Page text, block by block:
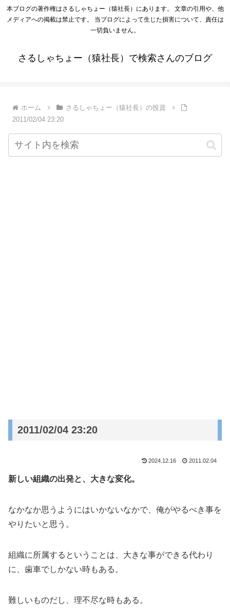
本ブログの著作権はさるしゃちょー（猿社長）にあります。 文章の引用や、他
メディアへの掲載は禁止です。 当ブログによって生じた損害について、責任は
一切負いません。
さるしゃちょー（猿社長）で検索さんのブログ
ホーム
さるしゃちょー（猿社長）の投資
2011/02/04 23:20
2011/02/04 23:20
2024.12.16 2011.02.04
新しい組織の出発と、大きな変化。
なかなか思うようにはいかないなかで、俺がやるべき事を
やりたいと思う。
組織に所属するということは、大きな事ができる代わり
に、歯車でしかない時もある。
難しいものだし、理不尽な時もある。